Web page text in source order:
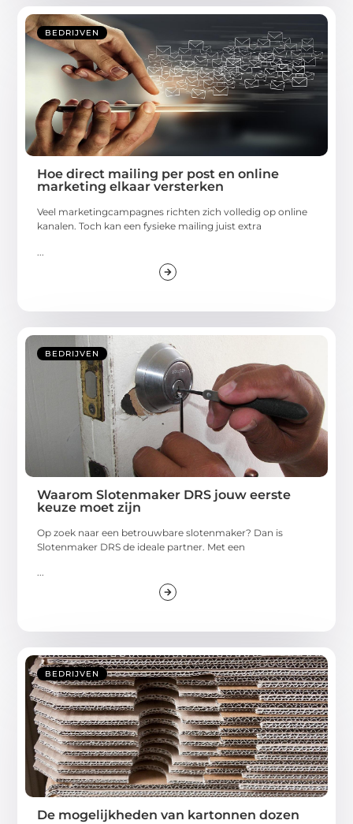
BEDRIJVEN
Hoe direct mailing per post en online
marketing elkaar versterken
Veel marketingcampagnes richten zich volledig op online
kanalen. Toch kan een fysieke mailing juist extra
BEDRIJVEN
Waarom Slotenmaker DRS jouw eerste
keuze moet zijn
Op zoek naar een betrouwbare slotenmaker? Dan is
Slotenmaker DRS de ideale partner. Met een
...
BEDRIJVEN
De mogelijkheden van kartonnen dozen